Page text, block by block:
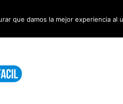
que damos la mejor experiencia